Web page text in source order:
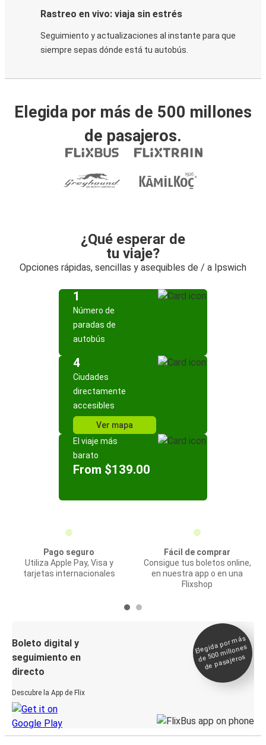
Rastreo en vivo: viaja sin estrés
Seguimiento y actualizaciones al instante para que
siempre sepas dónde está tu autobús.
Elegida por más de 500 millones
de pasajeros.
¿Qué esperar de
tu viaje?
Opciones rápidas, sencillas y asequibles de / a Ipswich
1
Número de
paradas de
autobús
4
Ciudades
directamente
accesibles
Ver mapa
El viaje más
barato
From $139.00
Pago seguro
Utiliza Apple Pay, Visa y
tarjetas internacionales
Fácil de comprar
Consigue tus boletos online,
en nuestra app o en una
Flixshop
Boleto digital y
seguimiento en
directo
Descubre la App de Flix
Elegida por
más
de 500
millones
de pasajeros